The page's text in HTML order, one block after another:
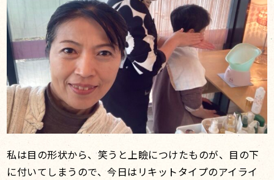
私は目の形状から、笑うと上瞼につけたものが、目の下
に付いてしまうので、今日はリキットタイプのアイライ